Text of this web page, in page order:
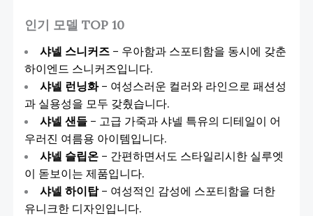
인기 모델 TOP 10
샤넬 스니커즈– 우아함과 스포티함을 동시에 갖춘
하이엔드 스니커즈입니다.
샤넬 런닝화– 여성스러운 컬러와 라인으로 패션성
과 실용성을 모두 갖췄습니다.
샤넬 샌들– 고급 가죽과 샤넬 특유의 디테일이 어
우러진 여름용 아이템입니다.
샤넬 슬립온– 간편하면서도 스타일리시한 실루엣
이 돋보이는 제품입니다.
샤넬 하이탑– 여성적인 감성에 스포티함을 더한
유니크한 디자인입니다.